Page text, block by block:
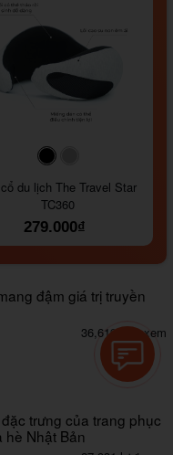
du lịch The Travel Star
TC360
279.000₫
đậm giá trị truyền
36,619 lượt xem
trưng của trang phục
hè Nhật Bản